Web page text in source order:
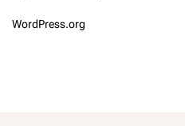
WordPress.org